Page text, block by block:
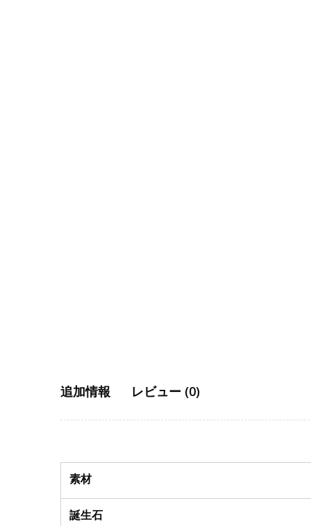
追加情報 レビュー (0)
素材
誕生石